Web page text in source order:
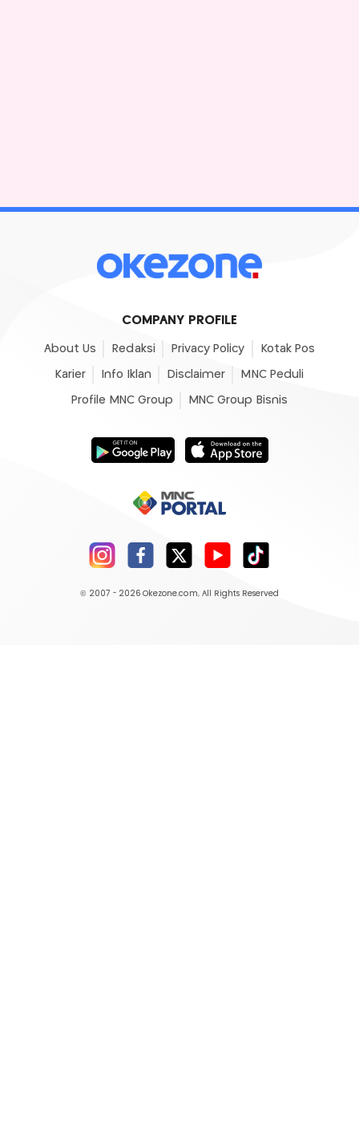
COMPANY PROFILE
About Us Redaksi Privacy Policy Kotak Pos
Karier Info Iklan Disclaimer MNC Peduli
Profile MNC Group MNC Group Bisnis
© 2007 - 2026 Okezone.com, All Rights Reserved